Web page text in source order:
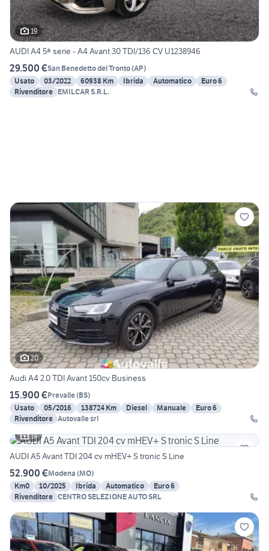
19
AUDI A4 5ª serie - A4 Avant 30 TDI/136 CV U1238946
29.500 €San Benedetto del Tronto(AP)
Usato
03/2022 60938 Km Ibrida Automatico
Euro 6
Rivenditore EMILCAR S.R.L.
20
Audi A4 2.0 TDI Avant 150cv Business
15.900 €Prevalle(BS)
Usato
05/2016 138724 Km Diesel Manuale
Euro 6
Rivenditore Autovalle srl
14
AUDI A5 Avant TDI 204 cv mHEV+ S tronic S Line
52.900 €Modena (MO)
Km0
10/2025 Ibrida Automatico
Euro 6
Rivenditore CENTRO SELEZIONE AUTO SRL